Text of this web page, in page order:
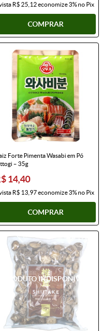
R$ 25,12economize3%no Pix
COMPRAR
Forte Pimenta Wasabi em Pó
– 35g
14,40
R$ 13,97economize3%no Pix
COMPRAR